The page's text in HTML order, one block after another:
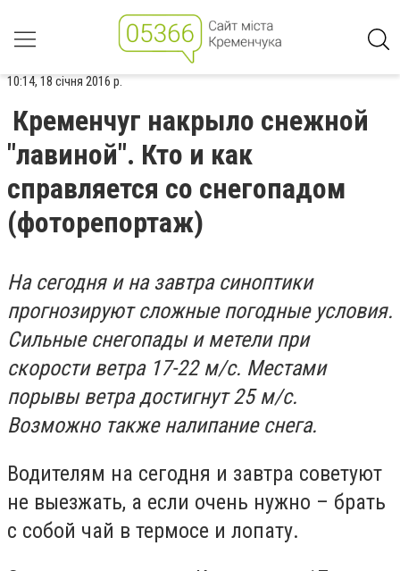
10:14, 18 січня 2016 р.
Кременчуг накрыло снежной
"лавиной". Кто и как
справляется со снегопадом
(фоторепортаж)
На сегодня и на завтра синоптики
прогнозируют сложные погодные условия.
Сильные снегопады и метели при
скорости ветра 17-22 м/с. Местами
порывы ветра достигнут 25 м/с.
Возможно также налипание снега.
Водителям на сегодня и завтра советуют
не выезжать, а если очень нужно – брать
с собой чай в термосе и лопату.